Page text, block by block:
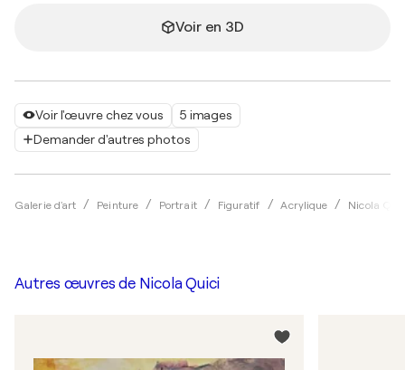
Voir l'œuvre chez vous
5 images
Demander d'autres photos
Galerie d'art Peinture Portrait Figuratif Acrylique Nicola
Voir en 3D
Autres œuvres de Nicola Quici